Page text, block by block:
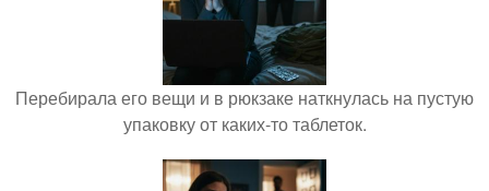
Перебирала его вещи и в рюкзаке наткнулась на пустую
упаковку от каких-то таблеток.